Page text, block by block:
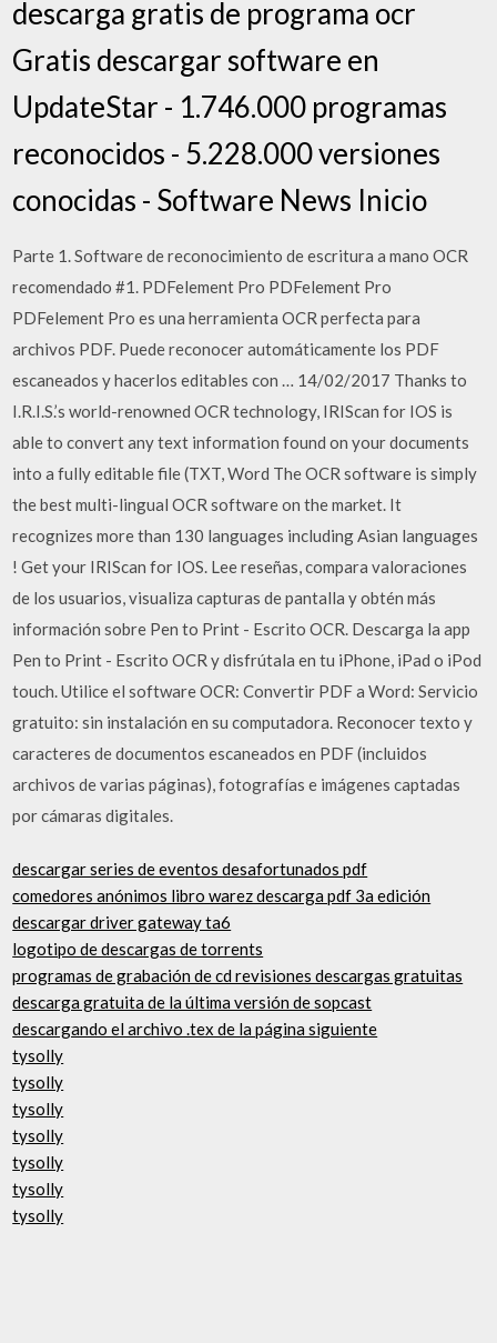
descarga gratis de programa ocr
Gratis descargar software en
UpdateStar - 1.746.000 programas
reconocidos - 5.228.000 versiones
conocidas - Software News Inicio
Parte 1. Software de reconocimiento de escritura a mano OCR
recomendado #1. PDFelement Pro PDFelement Pro
PDFelement Pro es una herramienta OCR perfecta para
archivos PDF. Puede reconocer automáticamente los PDF
escaneados y hacerlos editables con … 14/02/2017 Thanks to
I.R.I.S.’s world-renowned OCR technology, IRIScan for IOS is
able to convert any text information found on your documents
into a fully editable file (TXT, Word The OCR software is simply
the best multi-lingual OCR software on the market. It
recognizes more than 130 languages including Asian languages
! Get your IRIScan for IOS. ‎Lee reseñas, compara valoraciones
de los usuarios, visualiza capturas de pantalla y obtén más
información sobre Pen to Print - Escrito OCR. Descarga la app
Pen to Print - Escrito OCR y disfrútala en tu iPhone, iPad o iPod
touch. Utilice el software OCR: Convertir PDF a Word: Servicio
gratuito: sin instalación en su computadora. Reconocer texto y
caracteres de documentos escaneados en PDF (incluidos
archivos de varias páginas), fotografías e imágenes captadas
por cámaras digitales.
descargar series de eventos desafortunados pdf
comedores anónimos libro warez descarga pdf 3a edición
descargar driver gateway ta6
logotipo de descargas de torrents
programas de grabación de cd revisiones descargas gratuitas
descarga gratuita de la última versión de sopcast
descargando el archivo .tex de la página siguiente
tysolly
tysolly
tysolly
tysolly
tysolly
tysolly
tysolly